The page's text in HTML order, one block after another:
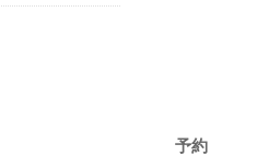
予約